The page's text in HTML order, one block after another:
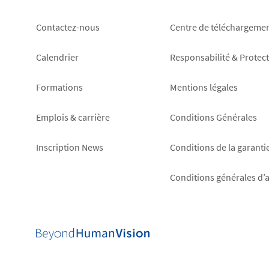
Footer
left
Contactez-nous
Calendrier
Formations
Emplois & carrière
Inscription News
Footer
right
Centre de
Responsabilité &
Mentions légales
Conditions Générales
Conditions de la
Conditions générales